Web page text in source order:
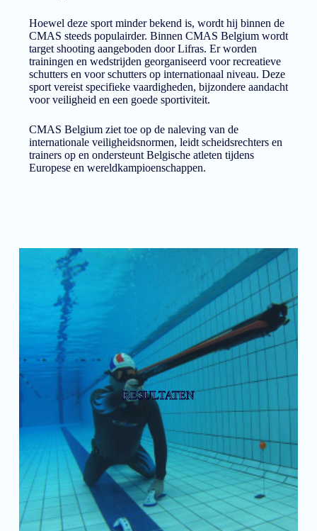
Hoewel deze sport minder bekend is, wordt hij binnen de
CMAS steeds populairder. Binnen CMAS Belgium wordt
target shooting aangeboden door Lifras. Er worden
trainingen en wedstrijden georganiseerd voor recreatieve
schutters en voor schutters op internationaal niveau. Deze
sport vereist specifieke vaardigheden, bijzondere aandacht
voor veiligheid en een goede sportiviteit.
CMAS Belgium ziet toe op de naleving van de
internationale veiligheidsnormen, leidt scheidsrechters en
trainers op en ondersteunt Belgische atleten tijdens
Europese en wereldkampioenschappen.
RESULTATEN